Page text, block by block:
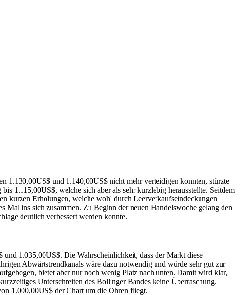
1.130,00US$ und 1.140,00US$ nicht mehr verteidigen konnten, stürzte
1.115,00US$, welche sich aber als sehr kurzlebig herausstellte. Seitdem
kurzen Erholungen, welche wohl durch Leerverkaufseindeckungen
ins sich zusammen. Zu Beginn der neuen Handelswoche gelang den
deutlich verbessert werden konnte.
1.035,00US$. Die Wahrscheinlichkeit, dass der Markt diese
Abwärtstrendkanals wäre dazu notwendig und würde sehr gut zur
bietet aber nur noch wenig Platz nach unten. Damit wird klar,
Unterschreiten des Bollinger Bandes keine Überraschung.
1.000,00US$ der Chart um die Ohren fliegt.